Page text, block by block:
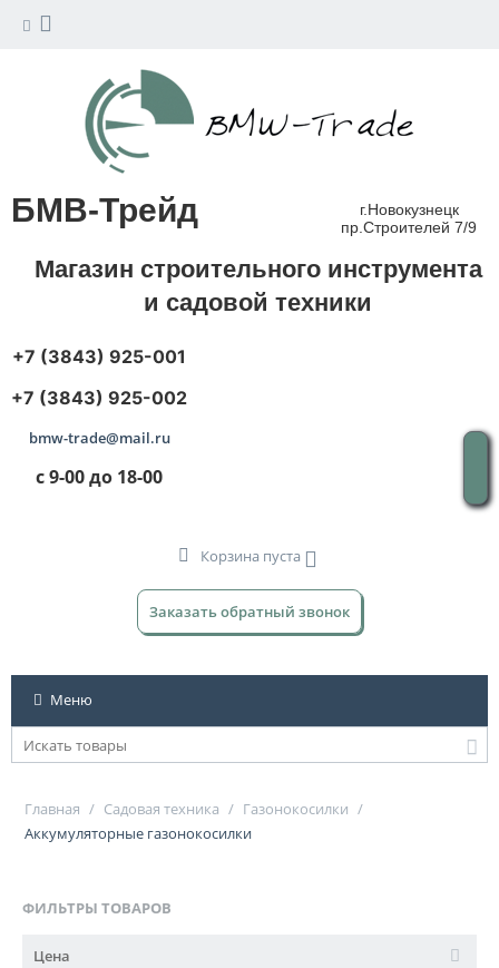
БМВ-Трейд
г.Новокузнецк
пр.Строителей 7/9
Магазин строительного инструмента
и садовой техники
+7 (3843) 925-001
+7 (3843) 925-002
bmw-trade@mail.ru
с 9-00 до 18-00
Корзина пуста
Заказать обратный звонок
Меню
Главная / Садовая техника / Газонокосилки /
Аккумуляторные газонокосилки
ФИЛЬТРЫ ТОВАРОВ
Цена